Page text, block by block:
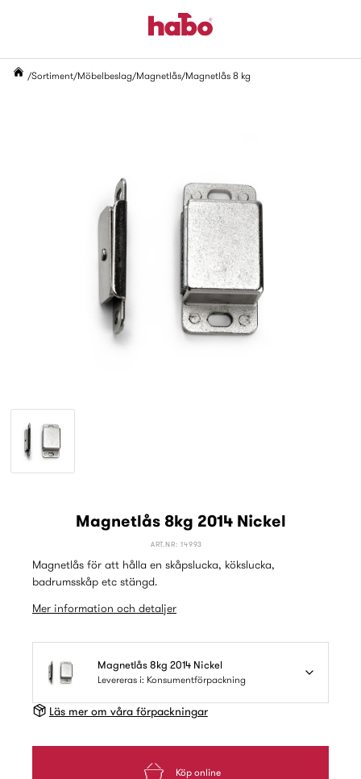
Sortiment Möbelbeslag Magnetlås Magnetlås 8 kg
Magnetlås 8kg 2014 Nickel
ART.NR: 14993
Magnetlås för att hålla en skåpslucka, kökslucka,
badrumsskåp etc stängd.
Mer information och detaljer
Magnetlås 8kg 2014 Nickel
Levereras i: Konsumentförpackning
Läs mer om våra förpackningar
Köp online